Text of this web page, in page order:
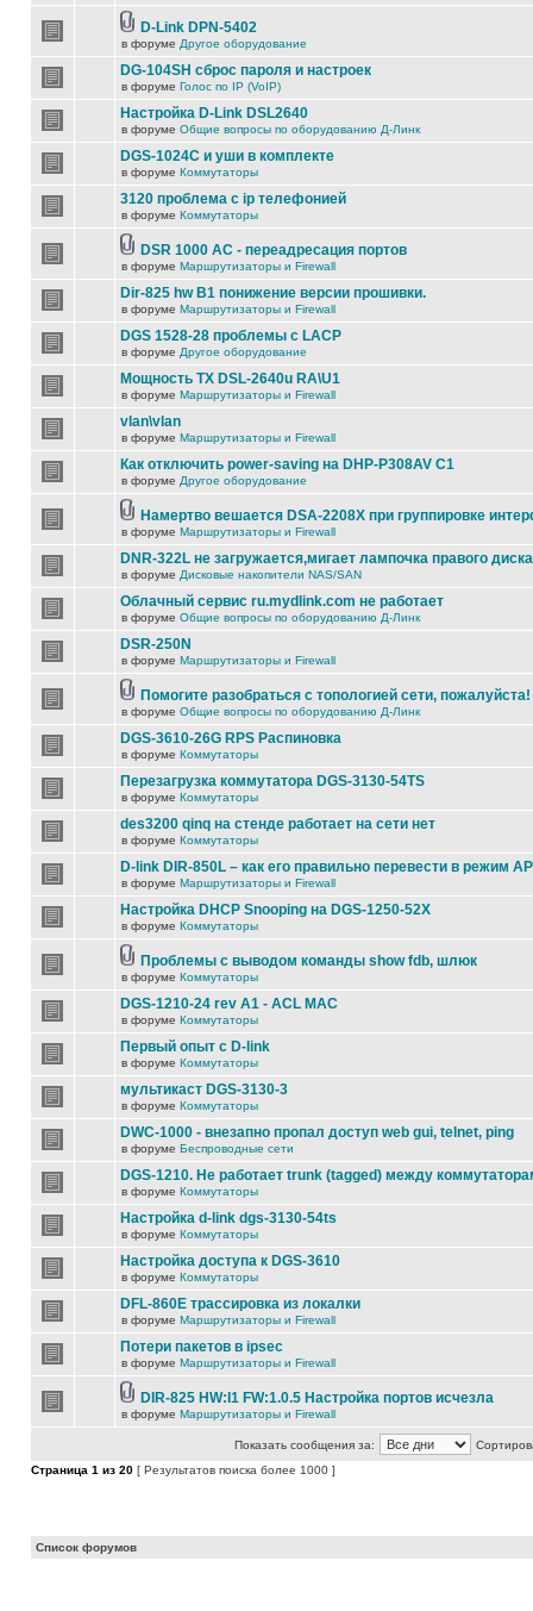
D-Link DPN-5402
в форуме Другое оборудование
DG-104SH сброс пароля и настроек
в форуме Голос по IP (VoIP)
Настройка D-Link DSL2640
в форуме Общие вопросы по оборудованию Д-Линк
DGS-1024C и уши в комплекте
в форуме Коммутаторы
3120 проблема с ip телефонией
в форуме Коммутаторы
DSR 1000 AC - переадресация портов
в форуме Маршрутизаторы и Firewall
Dir-825 hw B1 понижение версии прошивки.
в форуме Маршрутизаторы и Firewall
DGS 1528-28 проблемы с LACP
в форуме Другое оборудование
Мощность TX DSL-2640u RA\U1
в форуме Маршрутизаторы и Firewall
vlan\vlan
в форуме Маршрутизаторы и Firewall
Как отключить power-saving на DHP-P308AV C1
в форуме Другое оборудование
Намертво вешается DSA-2208X при группировке
в форуме Маршрутизаторы и Firewall
DNR-322L не загружается,мигает лампочка правого диска
в форуме Дисковые накопители NAS/SAN
Облачный сервис ru.mydlink.com не работает
в форуме Общие вопросы по оборудованию Д-Линк
DSR-250N
в форуме Маршрутизаторы и Firewall
Помогите разобраться с топологией сети, пожалуйста!
в форуме Общие вопросы по оборудованию Д-Линк
DGS-3610-26G RPS Распиновка
в форуме Коммутаторы
Перезагрузка коммутатора DGS-3130-54TS
в форуме Коммутаторы
des3200 qinq на стенде работает на сети нет
в форуме Коммутаторы
D-link DIR-850L – как его правильно перевести в режим
в форуме Маршрутизаторы и Firewall
Настройка DHCP Snooping на DGS-1250-52X
в форуме Коммутаторы
Проблемы с выводом команды show fdb, шлюк
в форуме Коммутаторы
DGS-1210-24 rev A1 - ACL MAC
в форуме Коммутаторы
Первый опыт с D-link
в форуме Коммутаторы
мультикаст DGS-3130-3
в форуме Коммутаторы
DWC-1000 - внезапно пропал доступ web gui, telnet, ping
в форуме Беспроводные сети
DGS-1210. Не работает trunk (tagged) между
в форуме Коммутаторы
Настройка d-link dgs-3130-54ts
в форуме Коммутаторы
Настройка доступа к DGS-3610
в форуме Коммутаторы
DFL-860E трассировка из локалки
в форуме Маршрутизаторы и Firewall
Потери пакетов в ipsec
в форуме Маршрутизаторы и Firewall
DIR-825 HW:I1 FW:1.0.5 Настройка портов исчезла
в форуме Маршрутизаторы и Firewall
Показать сообщения за:
Страница 1 из 20 [ Результатов поиска более 1000 ]
Список форумов